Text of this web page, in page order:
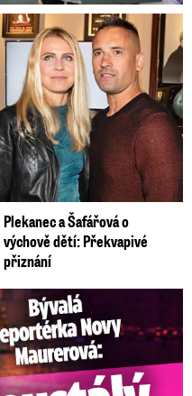
Plekanec a Šafářová o
výchově dětí: Překvapivé
přiznání
Neustálý boj o lásku s ...